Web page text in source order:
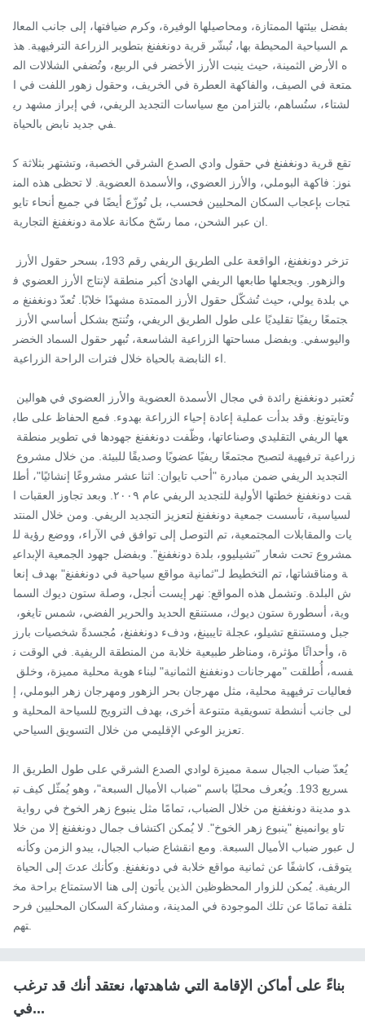
بفضل بيئتها الممتازة، ومحاصيلها الوفيرة، وكرم ضيافتها، إلى جانب المعال
م السياحية المحيطة بها، تُبشّر قرية دونغفنغ بتطوير الزراعة الترفيهية. هذ
ه الأرض الثمينة، حيث ينبت الأرز الأخضر في الربيع، وتُضفي الشلالات الم
متعة في الصيف، والفاكهة العطرة في الخريف، وحقول زهور اللفت في ا
لشتاء، ستُساهم، بالتزامن مع سياسات التجديد الريفي، في إبراز مشهد ري
في جديد نابض بالحياة.
تقع قرية دونغفنغ في حقول وادي الصدع الشرقي الخصبة، وتشتهر بثلاثة ك
نوز: فاكهة البوملي، والأرز العضوي، والأسمدة العضوية. لا تحظى هذه المن
تجات بإعجاب السكان المحليين فحسب، بل تُوزّع أيضًا في جميع أنحاء تايو
ان عبر الشحن، مما رسّخ مكانة علامة دونغفنغ التجارية.
والزهور. ويجعلها طابعها الريفي الهادئ أكبر منطقة لإنتاج الأرز العضوي ف
ي بلدة يولي، حيث تُشكّل حقول الأرز الممتدة مشهدًا خلابًا. تُعدّ دونغفنغ م
واليوسفي. وبفضل مساحتها الزراعية الشاسعة، تُبهر حقول السماد الخضر
اء النابضة بالحياة خلال فترات الراحة الزراعية.
وتايتونغ. وقد بدأت عملية إعادة إحياء الزراعة بهدوء. فمع الحفاظ على طاب
التجديد الريفي ضمن مبادرة "أحب تايوان: اثنا عشر مشروعًا إنشائيًا"، أطل
قت دونغفنغ خطتها الأولية للتجديد الريفي عام ٢٠٠٩. وبعد تجاوز العقبات ا
لسياسية، تأسست جمعية دونغفنغ لتعزيز التجديد الريفي. ومن خلال المنتد
يات والمقابلات المجتمعية، تم التوصل إلى توافق في الآراء، ووضع رؤية لل
مشروع تحت شعار "تشيليوو، بلدة دونغفنغ". وبفضل جهود الجمعية الإبداعي
ة ومناقشاتها، تم التخطيط لـ"ثمانية مواقع سياحية في دونغفنغ" بهدف إنعا
ش البلدة. وتشمل هذه المواقع: نهر إيست أنجل، وصلة ستون ديوك السما
جبل ومستنقع تشيلو، عجلة تايبينغ، ودفء دونغفنغ، مُجسدةً شخصيات بارز
ة، وأحداثًا مؤثرة، ومناظر طبيعية خلابة من المنطقة الريفية. في الوقت ن
فعاليات ترفيهية محلية، مثل مهرجان بحر الزهور ومهرجان زهر البوملي، إ
لى جانب أنشطة تسويقية متنوعة أخرى، بهدف الترويج للسياحة المحلية و
تعزيز الوعي الإقليمي من خلال التسويق السياحي.
يُعدّ ضباب الجبال سمة مميزة لوادي الصدع الشرقي على طول الطريق ال
سريع 193. ويُعرف محليًا باسم "ضباب الأميال السبعة"، وهو يُمثّل كيف تب
تاو يوانمينغ "ينبوع زهر الخوخ". لا يُمكن اكتشاف جمال دونغفنغ إلا من خلا
الريفية. يُمكن للزوار المحظوظين الذين يأتون إلى هنا الاستمتاع براحة مخ
تلفة تمامًا عن تلك الموجودة في المدينة، ومشاركة السكان المحليين فرح
بناءً على أماكن الإقامة التي شاهدتها، نعتقد أنك قد ترغب
في...